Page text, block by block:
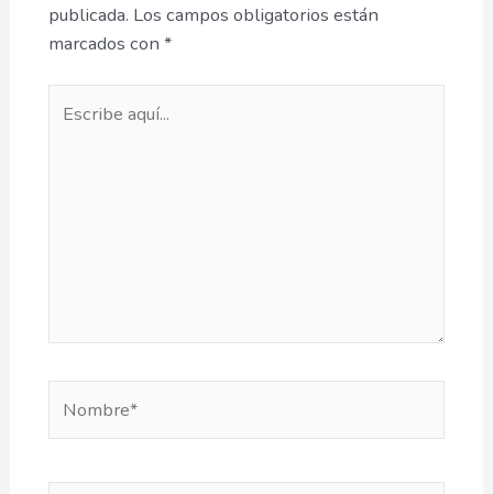
publicada. Los campos obligatorios están
marcados con *
aquí...